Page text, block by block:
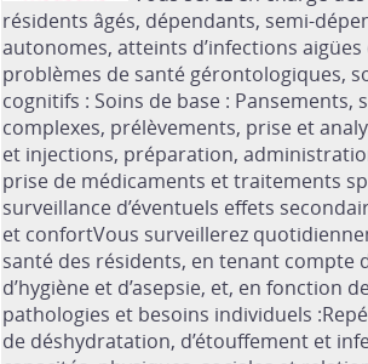
résidents âgés, dépendants, semi-
autonomes, atteints d’infections aigües
problèmes de santé gérontologiques,
cognitifs : Soins de base : Pansements,
complexes, prélèvements, prise et
et injections, préparation,
prise de médicaments et traitements
surveillance d’éventuels effets
et confortVous surveillerez
santé des résidents, en tenant compte
d’hygiène et d’asepsie, et, en fonction
pathologies et besoins individuels
de déshydratation, d’étouffement et